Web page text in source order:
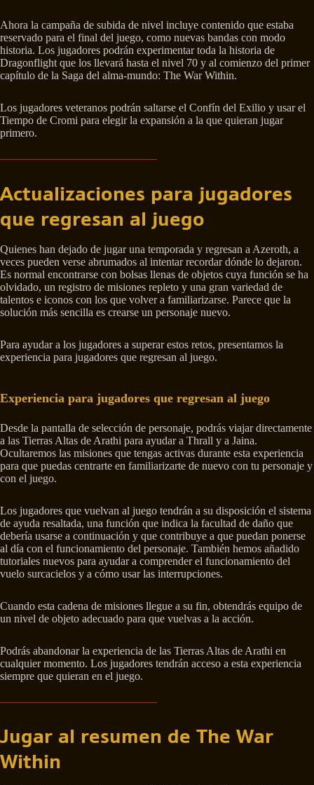
Ahora la campaña de subida de nivel incluye contenido que estaba
reservado para el final del juego, como nuevas bandas con modo
historia. Los jugadores podrán experimentar toda la historia de
Dragonflight que los llevará hasta el nivel 70 y al comienzo del primer
capítulo de la Saga del alma-mundo: The War Within.
Los jugadores veteranos podrán saltarse el Confín del Exilio y usar el
Tiempo de Cromi para elegir la expansión a la que quieran jugar
primero.
Actualizaciones para jugadores
que regresan al juego
Quienes han dejado de jugar una temporada y regresan a Azeroth, a
veces pueden verse abrumados al intentar recordar dónde lo dejaron.
Es normal encontrarse con bolsas llenas de objetos cuya función se ha
olvidado, un registro de misiones repleto y una gran variedad de
talentos e iconos con los que volver a familiarizarse. Parece que la
solución más sencilla es crearse un personaje nuevo.
Para ayudar a los jugadores a superar estos retos, presentamos la
experiencia para jugadores que regresan al juego.
Experiencia para jugadores que regresan al juego
Desde la pantalla de selección de personaje, podrás viajar directamente
a las Tierras Altas de Arathi para ayudar a Thrall y a Jaina.
Ocultaremos las misiones que tengas activas durante esta experiencia
para que puedas centrarte en familiarizarte de nuevo con tu personaje y
con el juego.
Los jugadores que vuelvan al juego tendrán a su disposición el sistema
de ayuda resaltada, una función que indica la facultad de daño que
debería usarse a continuación y que contribuye a que puedan ponerse
al día con el funcionamiento del personaje. También hemos añadido
tutoriales nuevos para ayudar a comprender el funcionamiento del
vuelo surcacielos y a cómo usar las interrupciones.
Cuando esta cadena de misiones llegue a su fin, obtendrás equipo de
un nivel de objeto adecuado para que vuelvas a la acción.
Podrás abandonar la experiencia de las Tierras Altas de Arathi en
cualquier momento. Los jugadores tendrán acceso a esta experiencia
siempre que quieran en el juego.
Jugar al resumen de The War
Within